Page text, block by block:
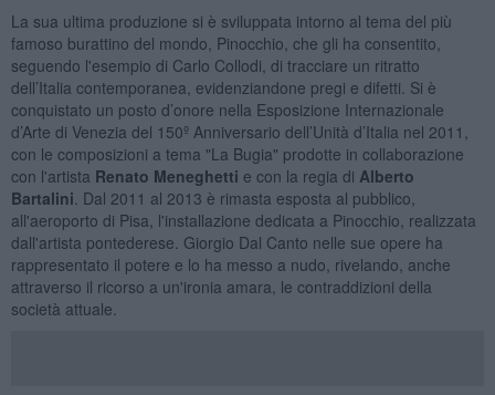
La sua ultima produzione si è sviluppata intorno al tema del più
famoso burattino del mondo, Pinocchio, che gli ha consentito,
seguendo l'esempio di Carlo Collodi, di tracciare un ritratto
dell’Italia contemporanea, evidenziandone pregi e difetti. Si è
conquistato un posto d’onore nella Esposizione Internazionale
d’Arte di Venezia del 150º Anniversario dell’Unità d’Italia nel 2011,
con le composizioni a tema "La Bugia" prodotte in collaborazione
con l'artista Renato Meneghetti e con la regia di Alberto
Bartalini . Dal 2011 al 2013 è rimasta esposta al pubblico,
all'aeroporto di Pisa, l'installazione dedicata a Pinocchio, realizzata
dall'artista pontederese. Giorgio Dal Canto nelle sue opere ha
rappresentato il potere e lo ha messo a nudo, rivelando, anche
attraverso il ricorso a un'ironia amara, le contraddizioni della
società attuale.